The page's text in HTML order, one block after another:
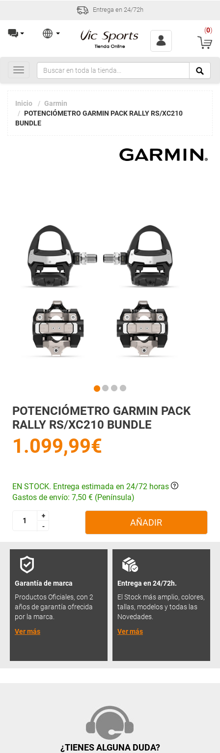
Entrega en 24/72h
(0)
Toggle
navigation
Inicio
Garmin
POTENCIÓMETRO GARMIN PACK RALLY RS/XC210
BUNDLE
POTENCIÓMETRO GARMIN PACK
RALLY RS/XC210 BUNDLE
1.099,99€
EN STOCK. Entrega estimada en 24/72 horas
Gastos de envío: 7,50 € (Península)
+
-
+
-
AÑADIR
Garantía de marca
Productos Oficiales, con 2
años de garantía ofrecida
por la marca.
Ver más
Entrega en 24/72h.
El Stock más amplio, colores,
tallas, modelos y todas las
Novedades.
Ver más
¿TIENES ALGUNA DUDA?